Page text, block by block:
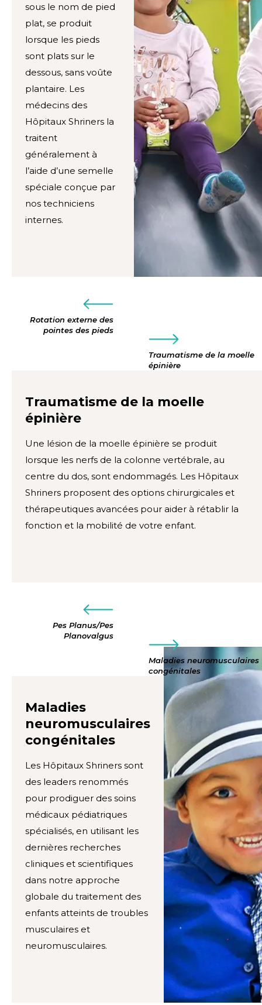
sous le nom de pied
plat, se produit
lorsque les pieds
sont plats sur le
dessous, sans voûte
plantaire. Les
médecins des
Hôpitaux Shriners la
traitent
généralement à
l’aide d’une semelle
spéciale conçue par
nos techniciens
internes.
Rotation externe des
pointes des pieds
Traumatisme de la moelle
épinière
Traumatisme de la moelle
épinière
Une lésion de la moelle épinière se produit
lorsque les nerfs de la colonne vertébrale, au
centre du dos, sont endommagés. Les Hôpitaux
Shriners proposent des options chirurgicales et
thérapeutiques avancées pour aider à rétablir la
fonction et la mobilité de votre enfant.
Pes Planus/Pes
Planovalgus
Maladies neuromusculaires
congénitales
Maladies
neuromusculaires
congénitales
Les Hôpitaux Shriners sont
des leaders renommés
pour prodiguer des soins
médicaux pédiatriques
spécialisés, en utilisant les
dernières recherches
cliniques et scientifiques
dans notre approche
globale du traitement des
enfants atteints de troubles
musculaires et
neuromusculaires.